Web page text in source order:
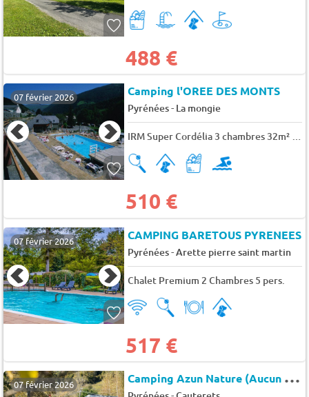
488 €
07 février 2026 Camping l'OREE DES MONTS
Pyrénées- La mongie
IRM Super Cordélia 3 chambres 32m² 7 pers.
510 €
07 février 2026 CAMPING BARETOUS PYRENEES
Pyrénées-Arette pierre saint martin
Chalet Premium 2 Chambres 5 pers.
517 €
07 février 2026 C
amping Azun Nature (Aucun à 11 km)